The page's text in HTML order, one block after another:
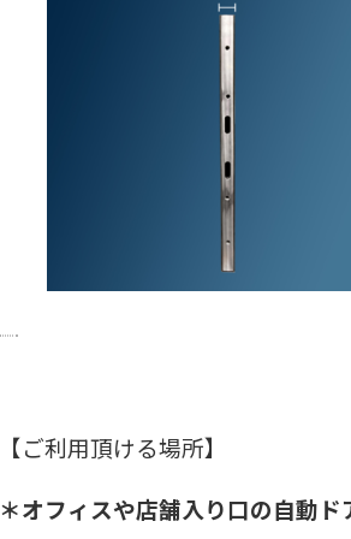
【ご利用頂ける場所】
＊オフィスや店舗入り口の自動ド